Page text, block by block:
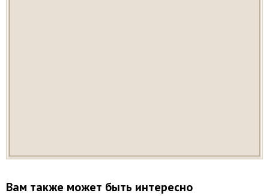
Вам также может быть интересно